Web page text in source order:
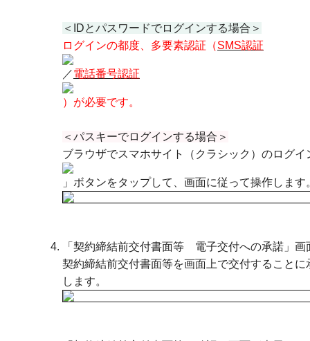
＜IDとパスワードでログインする場合＞
ログインの都度、多要素認証（SMS認証
／電話番号認証
）が必要です。
＜パスキーでログインする場合＞
ブラウザでスマホサイト（クラシック）のログ
」ボタンをタップして、画面に従って操作します
「契約締結前交付書面等 電子交付への承諾」画
契約締結前交付書面等を画面上で交付すること
します。